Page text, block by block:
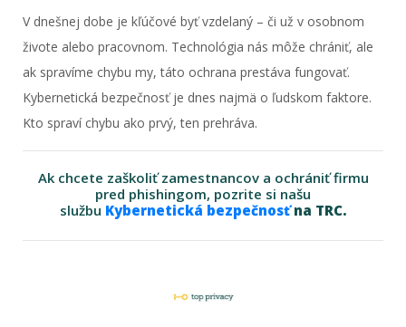
V dnešnej dobe je kľúčové byť vzdelaný – či už v osobnom
živote alebo pracovnom. Technológia nás môže chrániť, ale
ak spravíme chybu my, táto ochrana prestáva fungovať.
Kybernetická bezpečnosť je dnes najmä o ľudskom faktore.
Kto spraví chybu ako prvý, ten prehráva.
Ak chcete zaškoliť zamestnancov a ochrániť firmu
pred phishingom, pozrite si našu
službu Kybernetická bezpečnosťna TRC.